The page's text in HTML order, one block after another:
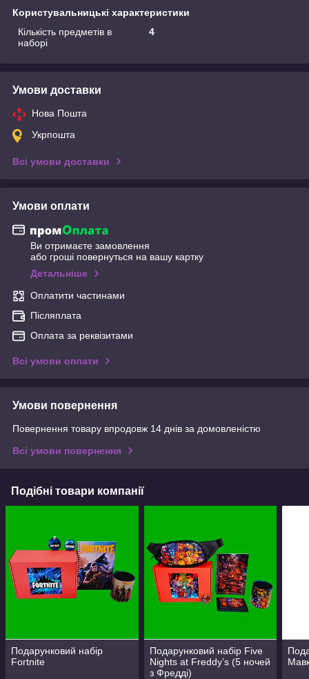
Користувальницькі характеристики
Кількість предметів в
наборі
4
Умови доставки
Нова Пошта
Укрпошта
Всі умови доставки
Умови оплати
Ви отримаєте замовлення
або гроші повернуться на вашу картку
Детальніше
Оплатити частинами
Післяплата
Оплата за реквізитами
Всі умови оплати
Умови повернення
Повернення товару впродовж 14 днів за домовленістю
Всі умови повернення
Подібні товари компанії
Подарунковий набір
Fortnite
Подарунковий набір Five
Nights at Freddy’s (5 ночей
з Фредді)